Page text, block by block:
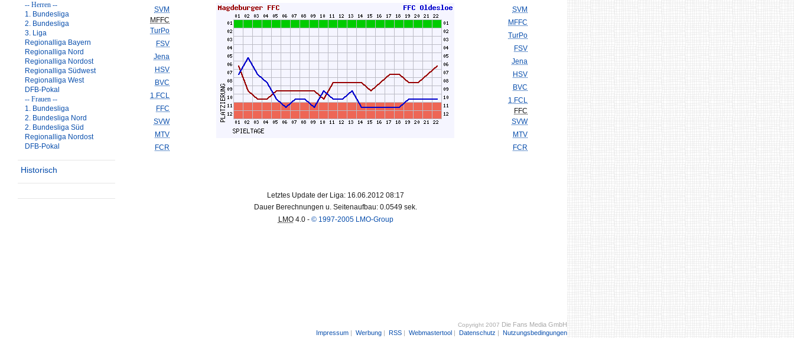
-- Herren --
1. Bundesliga
2. Bundesliga
3. Liga
Regionalliga Bayern
Regionalliga Nord
Regionalliga Nordost
Regionalliga Südwest
Regionalliga West
DFB-Pokal
-- Frauen --
1. Bundesliga
2. Bundesliga Nord
2. Bundesliga Süd
Regionalliga Nordost
DFB-Pokal
Historisch
SVM
MFFC
TurPo
FSV
Jena
HSV
BVC
1.FCL
FFC
SVW
MTV
FCR
SVM
MFFC
TurPo
FSV
Jena
HSV
BVC
1.FCL
FFC
SVW
MTV
FCR
Letztes Update der Liga: 16.06.2012 08:17
Dauer Berechnungen u. Seitenaufbau: 0.0549 sek.
LMO4.0 - © 1997-2005 LMO-Group
Copyright 2007 Die Fans Media GmbH
Impressum | Werbung | RSS | Webmastertool | Datenschutz | Nutzungsbedingungen